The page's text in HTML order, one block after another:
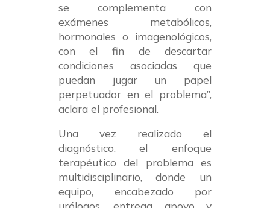
se complementa con
exámenes metabólicos,
hormonales o imagenológicos,
con el fin de descartar
condiciones asociadas que
puedan jugar un papel
perpetuador en el problema”,
aclara el profesional.
Una vez realizado el
diagnóstico, el enfoque
terapéutico del problema es
multidisciplinario, donde un
equipo, encabezado por